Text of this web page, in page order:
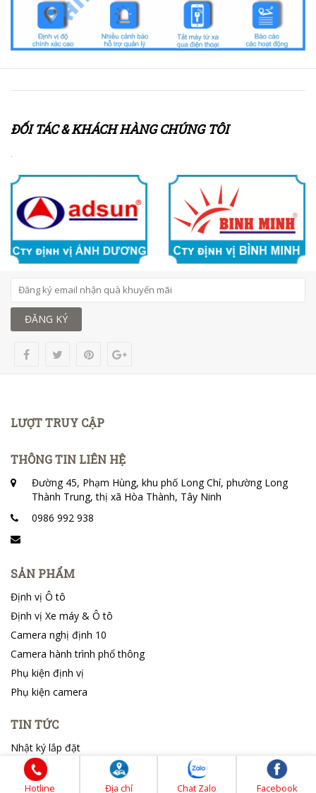
ĐỐI TÁC & KHÁCH HÀNG CHÚNG TÔI
.
ĐĂNG KÝ
LƯỢT TRUY CẬP
THÔNG TIN LIÊN HỆ
Đường 45, Phạm Hùng, khu phố Long Chí, phường Long
Thành Trung, thị xã Hòa Thành, Tây Ninh
0986 992 938
SẢN PHẨM
Định vị Ô tô
Định vị Xe máy & Ô tô
Camera nghị định 10
Camera hành trình phổ thông
Phụ kiện định vị
Phụ kiện camera
TIN TỨC
Nhật ký lắp đặt
Tin tổng hợp
Hotline Địa chỉ Chat Zalo Facebook